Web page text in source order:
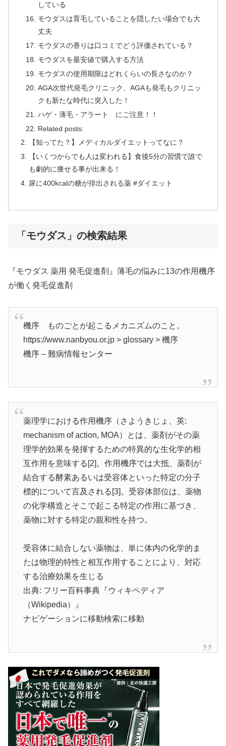
している
モウダスは育毛していることを隠したい場合でも大
丈夫
モウダスの香りは口コミでどう評価されている？
モウダスを最安値で購入する方法
モウダスの使用期限はどれくらいの長さなのか？
AGA次世代発毛クリニック、AGAも発毛もクリニッ
クも新たな時代に突入した！
ハゲ・薄毛・アラート にご注意！！
Related posts:
【知ってた？】メディカルダイエットってなに？
【いくつからでも人は変われる】食後5分の習慣で誰で
も劇的に痩せる事が出来る！
尿に400kcalの糖が排出される薬 #ダイエット
「モウダス」の検索結果
『モウダス 薬用 発毛促進剤』薄毛の悩みに13の作用機序
が働く発毛促進剤
機序 ものごとが起こるメカニズムのこと。
https://www.nanbyou.or.jp > glossary > 機序
機序 – 難病情報センター
薬理学における作用機序（さようきじょ、英:
mechanism of action, MOA）とは、薬剤がその薬
理学的効果を発揮するための特異的な生化学的相
互作用を意味する[2]。作用機序では大抵、薬剤が
結合する酵素あるいは受容体といった特定の分子
標的について言及される[3]。受容体部位は、薬物
の化学構造とそこで起こる特定の作用に基づき、
薬物に対する特定の親和性を持つ。
受容体に結合しない薬物は、単に体内の化学的ま
たは物理的特性と相互作用することにより、対応
する治療効果を生じる
出典: フリー百科事典『ウィキペディア
（Wikipedia）』
ナビゲーションに移動検索に移動